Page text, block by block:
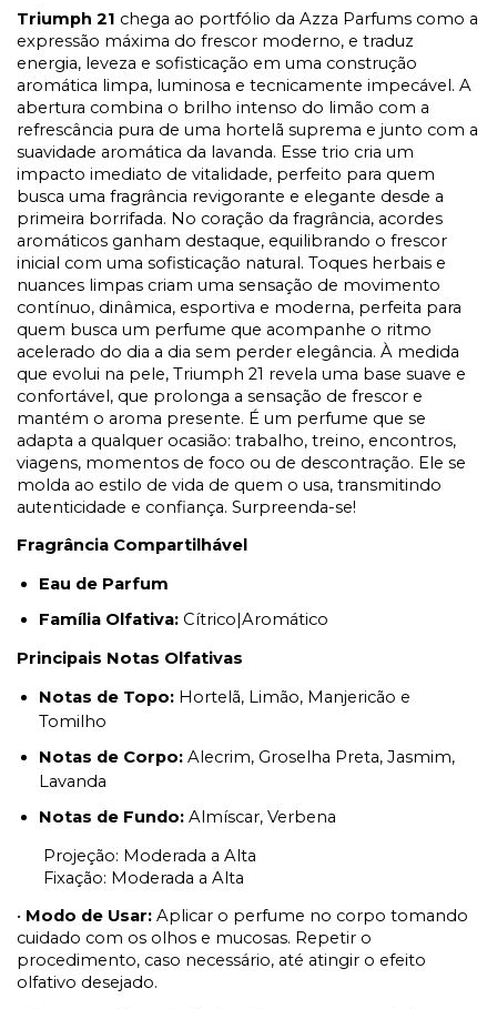
Triumph 21 chega ao portfólio da Azza Parfums como a
expressão máxima do frescor moderno, e traduz
energia, leveza e sofisticação em uma construção
aromática limpa, luminosa e tecnicamente impecável. A
abertura combina o brilho intenso do limão com a
refrescância pura de uma hortelã suprema e junto com a
suavidade aromática da lavanda. Esse trio cria um
impacto imediato de vitalidade, perfeito para quem
busca uma fragrância revigorante e elegante desde a
primeira borrifada. No coração da fragrância, acordes
aromáticos ganham destaque, equilibrando o frescor
inicial com uma sofisticação natural. Toques herbais e
nuances limpas criam uma sensação de movimento
contínuo, dinâmica, esportiva e moderna, perfeita para
quem busca um perfume que acompanhe o ritmo
acelerado do dia a dia sem perder elegância. À medida
que evolui na pele, Triumph 21 revela uma base suave e
confortável, que prolonga a sensação de frescor e
mantém o aroma presente. É um perfume que se
adapta a qualquer ocasião: trabalho, treino, encontros,
viagens, momentos de foco ou de descontração. Ele se
molda ao estilo de vida de quem o usa, transmitindo
autenticidade e confiança. Surpreenda-se!
Fragrância Compartilhável
Eau de Parfum
Família Olfativa: Cítrico|Aromático
Principais Notas Olfativas
Notas de Topo: Hortelã, Limão, Manjericão e
Tomilho
Notas de Corpo: Alecrim, Groselha Preta, Jasmim,
Lavanda
Notas de Fundo: Almíscar, Verbena
Projeção: Moderada a Alta
Fixação: Moderada a Alta
• Modo de Usar: Aplicar o perfume no corpo tomando
cuidado com os olhos e mucosas. Repetir o
procedimento, caso necessário, até atingir o efeito
olfativo desejado.